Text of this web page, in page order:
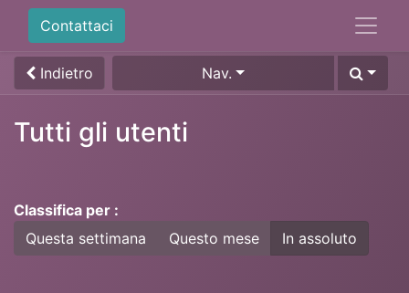
Contattaci
Indietro Nav.
Tutti gli utenti
Classifica per :
Questa settimana
Questo mese In assoluto